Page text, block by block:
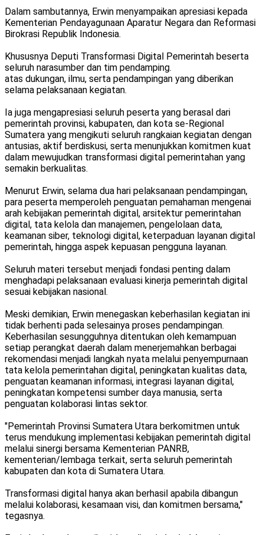
Dalam sambutannya, Erwin menyampaikan apresiasi kepada
Kementerian Pendayagunaan Aparatur Negara dan Reformasi
Birokrasi Republik Indonesia.
Khususnya Deputi Transformasi Digital Pemerintah beserta
seluruh narasumber dan tim pendamping.
atas dukungan, ilmu, serta pendampingan yang diberikan
selama pelaksanaan kegiatan.
Ia juga mengapresiasi seluruh peserta yang berasal dari
pemerintah provinsi, kabupaten, dan kota se-Regional
Sumatera yang mengikuti seluruh rangkaian kegiatan dengan
antusias, aktif berdiskusi, serta menunjukkan komitmen kuat
dalam mewujudkan transformasi digital pemerintahan yang
semakin berkualitas.
Menurut Erwin, selama dua hari pelaksanaan pendampingan,
para peserta memperoleh penguatan pemahaman mengenai
arah kebijakan pemerintah digital, arsitektur pemerintahan
digital, tata kelola dan manajemen, pengelolaan data,
keamanan siber, teknologi digital, keterpaduan layanan digital
pemerintah, hingga aspek kepuasan pengguna layanan.
Seluruh materi tersebut menjadi fondasi penting dalam
menghadapi pelaksanaan evaluasi kinerja pemerintah digital
sesuai kebijakan nasional.
Meski demikian, Erwin menegaskan keberhasilan kegiatan ini
tidak berhenti pada selesainya proses pendampingan.
Keberhasilan sesungguhnya ditentukan oleh kemampuan
setiap perangkat daerah dalam menerjemahkan berbagai
rekomendasi menjadi langkah nyata melalui penyempurnaan
tata kelola pemerintahan digital, peningkatan kualitas data,
penguatan keamanan informasi, integrasi layanan digital,
peningkatan kompetensi sumber daya manusia, serta
penguatan kolaborasi lintas sektor.
"Pemerintah Provinsi Sumatera Utara berkomitmen untuk
terus mendukung implementasi kebijakan pemerintah digital
melalui sinergi bersama Kementerian PANRB,
kementerian/lembaga terkait, serta seluruh pemerintah
kabupaten dan kota di Sumatera Utara.
Transformasi digital hanya akan berhasil apabila dibangun
melalui kolaborasi, kesamaan visi, dan komitmen bersama,"
tegasnya.